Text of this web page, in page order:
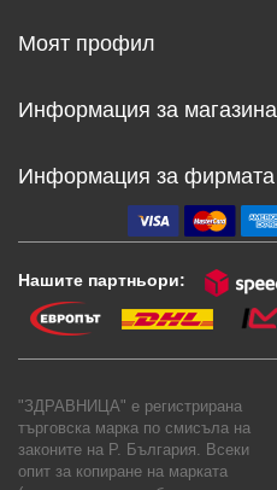
Моят профил
Информация за магазина
Информация за фирмата
Нашите партньори:
"ЗДРАВНИЦА" е регистрирана
търговска марка по смисъла на
законите на Р. България. Всеки
опит за копиране на марката